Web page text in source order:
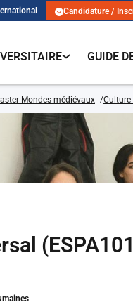
Candidature /
GUIDE
Mondes médiévaux